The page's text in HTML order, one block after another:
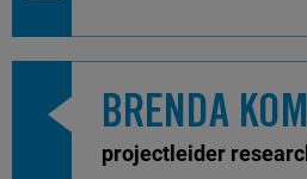
BRENDA
projectleider